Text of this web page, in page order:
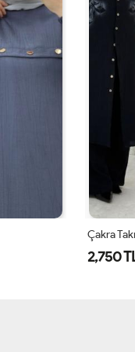
Çakra
2,750